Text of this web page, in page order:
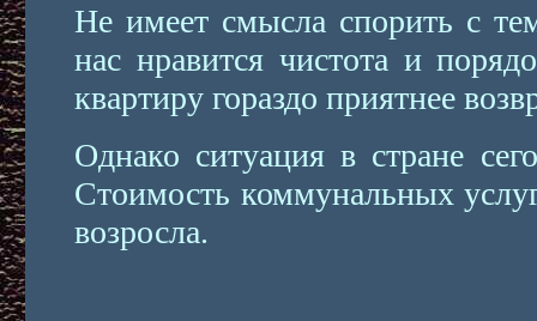
Не имеет смысла спорить с
нас нравится чистота и
квартиру гораздо приятнее
Однако ситуация в стране
Стоимость коммунальных
возросла.